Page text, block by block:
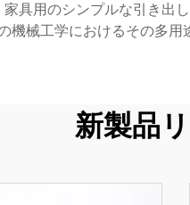
具用のシンプルな引き
機械工学におけるその多用
新製品